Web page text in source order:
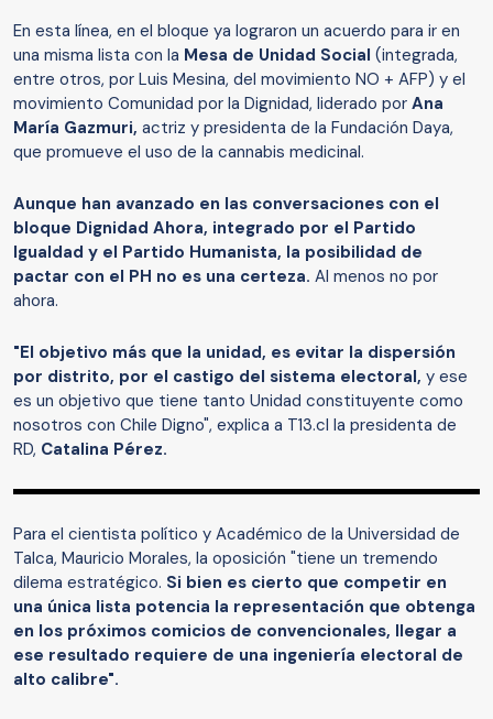
En esta línea, en el bloque ya lograron un acuerdo para ir en
una misma lista con la Mesa de Unidad Social (integrada,
entre otros, por Luis Mesina, del movimiento NO + AFP) y el
movimiento Comunidad por la Dignidad, liderado por Ana
María Gazmuri, actriz y presidenta de la Fundación Daya,
que promueve el uso de la cannabis medicinal.
Aunque han avanzado en las conversaciones con el
bloque Dignidad Ahora, integrado por el Partido
Igualdad y el Partido Humanista, la posibilidad de
pactar con el PH no es una certeza. Al menos no por
ahora.
"El objetivo más que la unidad, es evitar la dispersión
por distrito, por el castigo del sistema electoral, y ese
es un objetivo que tiene tanto Unidad constituyente como
nosotros con Chile Digno", explica a T13.cl la presidenta de
RD, Catalina Pérez.
Para el cientista político y Académico de la Universidad de
Talca, Mauricio Morales, la oposición "tiene un tremendo
dilema estratégico. Si bien es cierto que competir en
una única lista potencia la representación que obtenga
en los próximos comicios de convencionales, llegar a
ese resultado requiere de una ingeniería electoral de
alto calibre".